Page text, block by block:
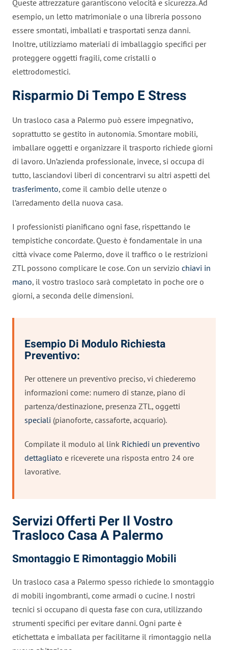
Queste attrezzature garantiscono velocità e sicurezza. Ad
esempio, un letto matrimoniale o una libreria possono
essere smontati, imballati e trasportati senza danni.
Inoltre, utilizziamo materiali di imballaggio specifici per
proteggere oggetti fragili, come cristalli o
elettrodomestici.
Risparmio Di Tempo E Stress
Un trasloco casa a Palermo può essere impegnativo,
soprattutto se gestito in autonomia. Smontare mobili,
imballare oggetti e organizzare il trasporto richiede giorni
di lavoro. Un’azienda professionale, invece, si occupa di
tutto, lasciandovi liberi di concentrarvi su altri aspetti del
trasferimento, come il cambio delle utenze o
l’arredamento della nuova casa.
I professionisti pianificano ogni fase, rispettando le
tempistiche concordate. Questo è fondamentale in una
città vivace come Palermo, dove il traffico o le restrizioni
ZTL possono complicare le cose. Con un servizio chiavi in
mano, il vostro trasloco sarà completato in poche ore o
giorni, a seconda delle dimensioni.
Esempio Di Modulo Richiesta
Preventivo:
Per ottenere un preventivo preciso, vi chiederemo
informazioni come: numero di stanze, piano di
partenza/destinazione, presenza ZTL, oggetti
speciali (pianoforte, cassaforte, acquario).
Compilate il modulo al link Richiedi un preventivo
dettagliato e riceverete una risposta entro 24 ore
lavorative.
Servizi Offerti Per Il Vostro
Trasloco Casa A Palermo
Smontaggio E Rimontaggio Mobili
Un trasloco casa a Palermo spesso richiede lo smontaggio
di mobili ingombranti, come armadi o cucine. I nostri
tecnici si occupano di questa fase con cura, utilizzando
strumenti specifici per evitare danni. Ogni parte è
etichettata e imballata per facilitarne il rimontaggio nella